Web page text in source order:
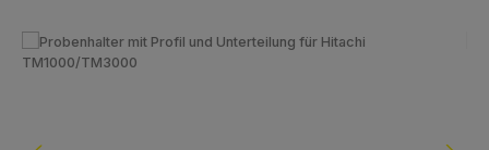
Bildergalerie überspringen